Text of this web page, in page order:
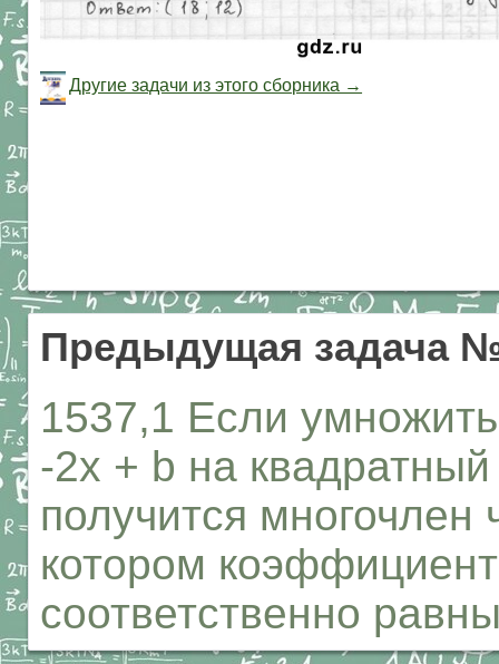
Другие задачи из этого сборника →
Предыдущая задача
1537,1 Если
-2х + b на
получится многочлен
котором
соответственно